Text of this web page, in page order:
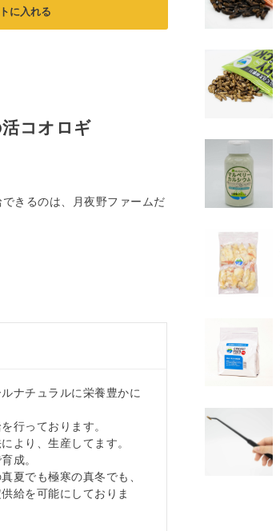
に入れる
コオロギ
きるのは、月夜野ファームだ
ナチュラルに栄養豊かに
行っております。
より、生産してます。
成。
夏でも極寒の真冬でも、
給を可能にしておりま